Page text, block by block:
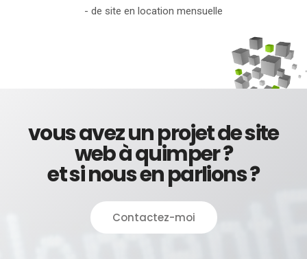
- de site en location mensuelle
vous avez un projet de site
web à quimper ?
et si nous en parlions ?
Contactez-moi